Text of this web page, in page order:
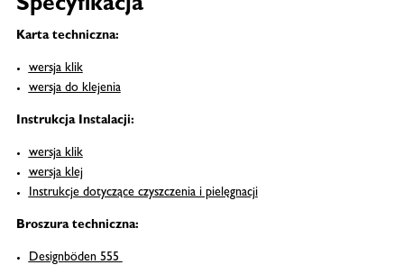
Specyfikacja
Karta techniczna:
wersja klik
wersja do klejenia
Instrukcja Instalacji:
wersja klik
wersja klej
Instrukcje dotyczące czyszczenia i pielęgnacji
Broszura techniczna:
Designböden 555